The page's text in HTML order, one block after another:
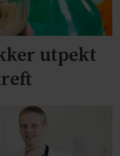
utpekt